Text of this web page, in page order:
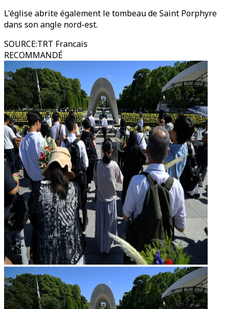
L'église abrite également le tombeau de Saint Porphyre
dans son angle nord-est.
SOURCE:TRT Francais
RECOMMANDÉ